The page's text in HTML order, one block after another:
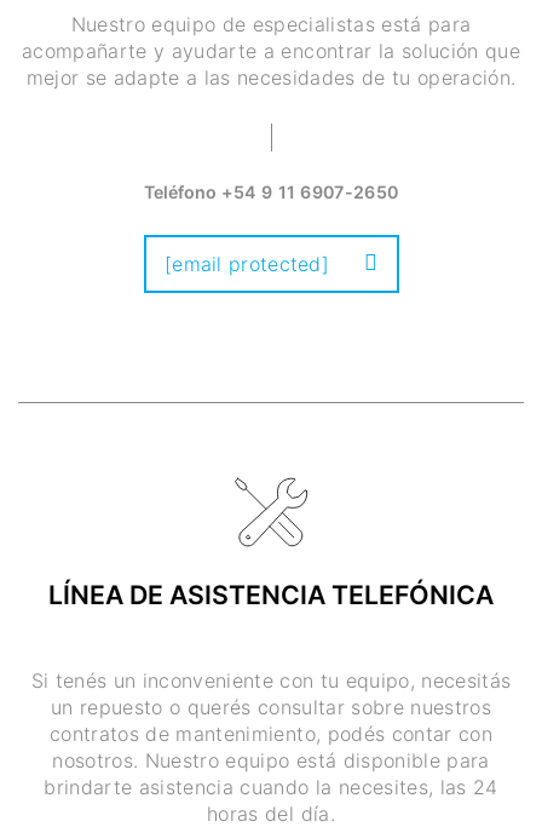
Nuestro equipo de especialistas está para
acompañarte y ayudarte a encontrar la solución que
mejor se adapte a las necesidades de tu operación.
Teléfono +54 9 11 6907-2650
[email protected]
LÍNEA DE ASISTENCIA TELEFÓNICA
Si tenés un inconveniente con tu equipo, necesitás
un repuesto o querés consultar sobre nuestros
contratos de mantenimiento, podés contar con
nosotros. Nuestro equipo está disponible para
brindarte asistencia cuando la necesites, las 24
horas del día.